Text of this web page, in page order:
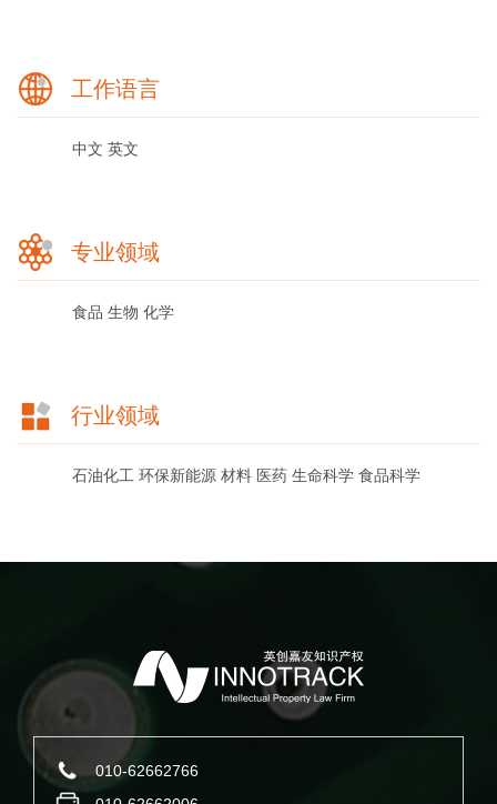
工作语言
中文 英文
专业领域
食品 生物 化学
行业领域
石油化工 环保新能源 材料 医药 生命科学 食品科学
010-62662766